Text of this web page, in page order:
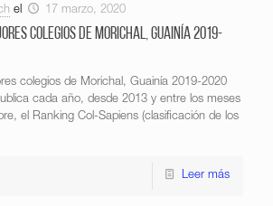
el 17 marzo, 2020
colegios de Morichal, Guainía 2019-
colegios de Morichal, Guainía 2019-2020
cada año, desde 2013 y entre los meses
el Ranking Col-Sapiens (clasificación de los
Leer más